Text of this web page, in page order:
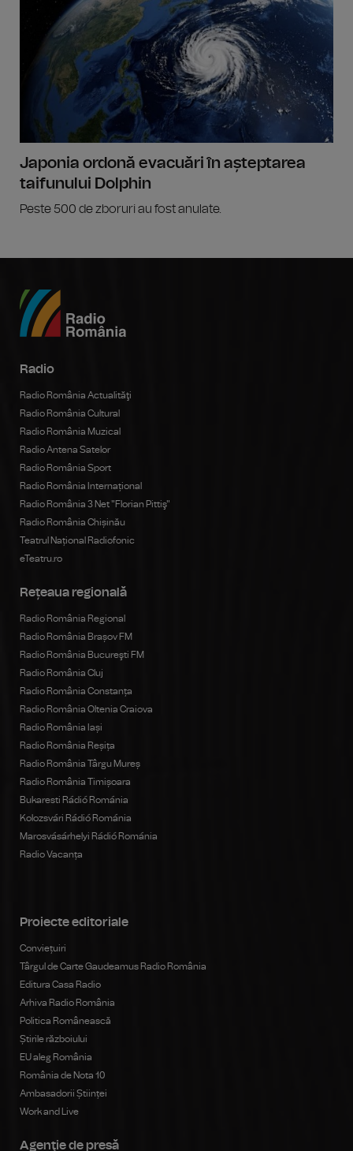
Japonia ordonă evacuări în așteptarea
taifunului Dolphin
Peste 500 de zboruri au fost anulate.
Radio
Radio România Actualităţi
Radio România Cultural
Radio România Muzical
Radio Antena Satelor
Radio România Sport
Radio România Internațional
Radio România 3 Net "Florian Pittiş"
Radio România Chișinău
Teatrul Național Radiofonic
eTeatru.ro
Rețeaua regională
Radio România Regional
Radio România Brașov FM
Radio România Bucureşti FM
Radio România Cluj
Radio România Constanța
Radio România Oltenia Craiova
Radio România Iași
Radio România Reșița
Radio România Târgu Mureș
Radio România Timișoara
Bukaresti Rádió Románia
Kolozsvári Rádió Románia
Marosvásárhelyi Rádió Románia
Radio Vacanța
Proiecte editoriale
Conviețuiri
Târgul de Carte Gaudeamus Radio România
Editura Casa Radio
Arhiva Radio România
Politica Românească
Știrile războiului
EU aleg România
România de Nota 10
Ambasadorii Științei
Work and Live
Agenţie de presă